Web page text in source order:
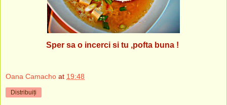
Sper sa o incerci si tu ,pofta buna !
Oana Camacho at 19:48
Distribuiți